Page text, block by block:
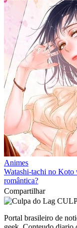
Animes
Watashi-tachi no Koto
romântica?
Compartilhar
Portal brasileiro de